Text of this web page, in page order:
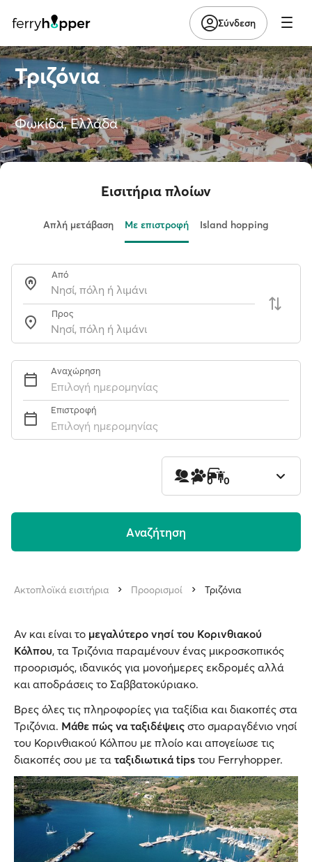
Σύνδεση
Τριζόνια
Φωκίδα, Ελλάδα
Εισιτήρια πλοίων
Απλή μετάβαση Με επιστροφή Island hopping
Από
Προς
Αναχώρηση
Επιλογή ημερομηνίας
Επιστροφή
Επιλογή ημερομηνίας
1 0 0
Aναζήτηση
Ακτοπλοϊκά εισιτήρια Προορισμοί Τριζόνια
Αν και είναι το μεγαλύτερο νησί του Κορινθιακού
Κόλπου, τα Τριζόνια παραμένουν ένας μικροσκοπικός
προορισμός, ιδανικός για μονοήμερες εκδρομές αλλά
και αποδράσεις το Σαββατοκύριακο.
Βρες όλες τις πληροφορίες για ταξίδια και διακοπές στα
Τριζόνια. Μάθε πώς να ταξιδέψεις στο σμαραγδένιο νησί
του Κορινθιακού Κόλπου με πλοίο και απογείωσε τις
διακοπές σου με τα ταξιδιωτικά tips του Ferryhopper.